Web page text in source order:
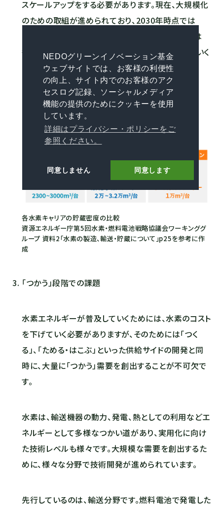
NEDOグリーンイノベーション基金
ウェブサイトでは、お客様の利便性
の向上、サイト内でのお客様のアク
セスログ記録、ソーシャルメディア
機能の提供のためにクッキーを使用
しています。
詳細はプライバシー・ポリシーをご
参照ください。
同意しません 同意します
スケールアップをする必要があり ます。現在、大規模化
のための取組が進められており、 2030年時点では
では
従来
の化石燃料と 同等 の 水準 として 約20円
いく
目指しています*1。
...ノーマルリューベ 0℃、大気圧での体積
各水素キャリアの貯蔵密度の比較
資源エネルギー庁第5回水素・燃料電池戦略協議会ワーキンググ
ループ 資料2「水素の製造、輸送・貯蔵について」p25を参考に作
成
「つかう」段階での課題
水素エネルギーが普及していくためには、水素のコスト
を下げていく必要がありますが、そのためには「つく
る」、「ためる・はこぶ」といった供給サイドの開発と同
時に、大量に「つかう」需要を創出することが不可欠で
す。
水素は、輸送機器の動力、発電、熱としての利用などエ
ネルギーとして多様なつかい道があり、実用化に向け
た技術レベルも様々です。大規模な需要を創出するた
めに、様々な分野で技術開発が進められています。
先行しているのは、輸送分野です。燃料電池で発電した